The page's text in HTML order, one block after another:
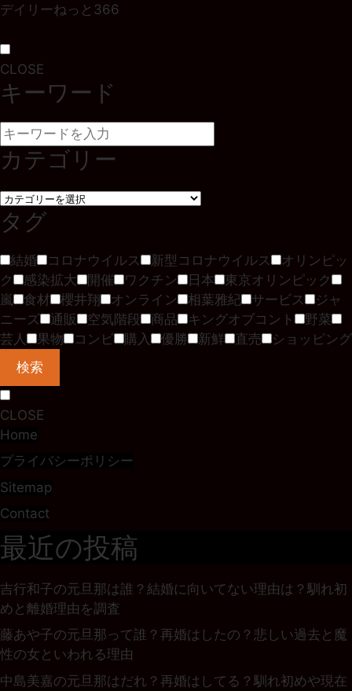
デイリーねっと366
CLOSE
キーワード
カテゴリー
タグ
結婚 コロナウイルス 新型コロナウイルス
オリンピッ
ク
感染拡大 開催 ワクチン 日本
東京オリンピック
嵐
食材 櫻井翔 オンライン 相葉雅紀 サービス
ジャ
ニーズ
通販 空気階段 商品 キングオブコント
野菜
芸人
果物 コンビ 購入 優勝 新鮮 直売
ショッピング
検索
CLOSE
Home
プライバシーポリシー
Sitemap
Contact
最近の投稿
吉行和子の元旦那は誰？結婚に向いてない理由は？馴れ初
めと離婚理由を調査
藤あや子の元旦那って誰？再婚はしたの？悲しい過去と魔
性の女といわれる理由
中島美嘉の元旦那はだれ？再婚はしてる？馴れ初めや現在